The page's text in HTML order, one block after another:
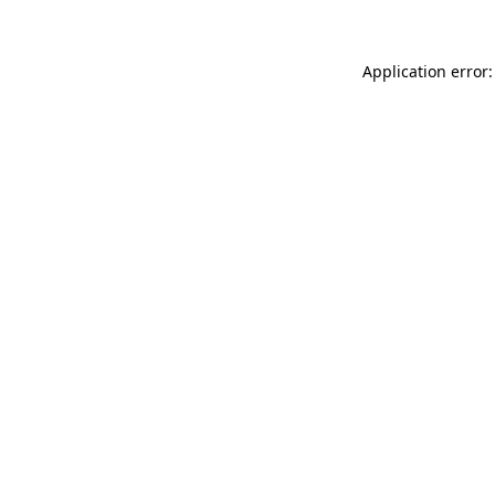
Application